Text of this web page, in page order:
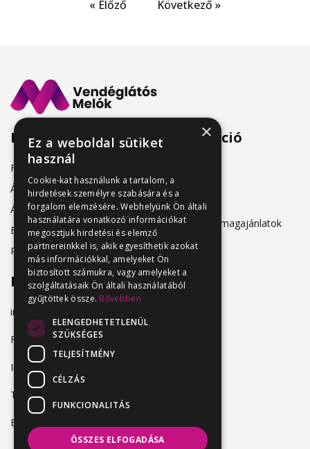
« Előző Következő »
Menü
Friss állásajánlatok
Álláshirdetőknek
Álláskeresőknek
Belépés
Regisztráció
Információ
Adatkezelés
Hirdetési csomagajánlatok
Elérhetőség
info@vendeglatosmelok.hu
Facebook
Instagram
TikTok
Blog
×
Ez a weboldal sütiket
használ
Cookie-kat használunk a tartalom, a
hirdetések személyre szabására és a
forgalom elemzésére. Webhelyünk Ön általi
használatára vonatkozó információkat
megosztjuk hirdetési és elemző
partnereinkkel is, akik egyesíthetik azokat
más információkkal, amelyeket Ön
biztosított számukra, vagy amelyeket a
szolgáltatásaik Ön általi használatából
gyűjtöttek össze. Bővebben
ELENGEDHETETLENÜL
SZÜKSÉGES
TELJESÍTMÉNY
CÉLZÁS
FUNKCIONALITÁS
ÖSSZES ELFOGADÁSA